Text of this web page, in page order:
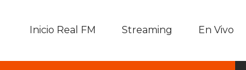
Inicio Real FM Streaming En Vivo